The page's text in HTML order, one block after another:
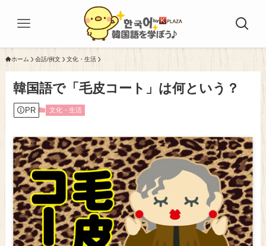
ホーム 会話/例文 文化・生活
韓国語で「毛皮コート」は何という？
PR 文化・生活